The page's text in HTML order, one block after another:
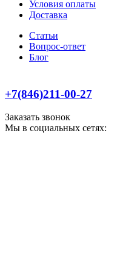
Условия оплаты
Доставка
Статьи
Вопрос-ответ
Блог
+7(846)211-00-27
Заказать звонок
Мы в социальных сетях: